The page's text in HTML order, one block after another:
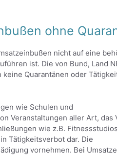
ohne
nicht auf eine
ist. Die von Bund, Land
Quarantänen oder
wie Schulen und
Veranstaltungen aller Art, das
wie z.B.
Tätigkeitsverbot dar. Die
vornehmen. Bei